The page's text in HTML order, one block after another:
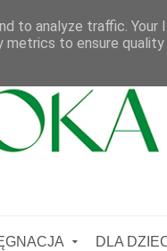
DLA
to analyze traffic. Your
to ensure